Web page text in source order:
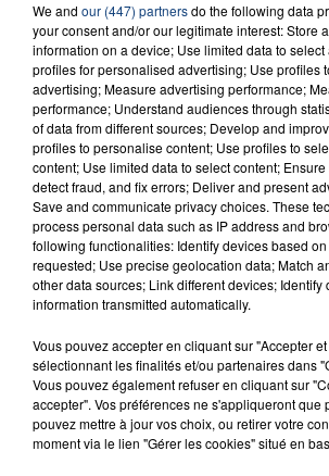
23 juillet 2026
INCENDIE MORTEL À LENS :
SON BÉBÉ ENTRE LA VIE ET
Un homme s'est immolé par le feu
aspergé sa compagne et leur
d'un liquide inflammable.
20 juillet 2026
UNE ADOLESCENTE DEVANT
OPÉRER DE LA CHEVILLE
La famille a porté plainte contre la
reconnu sa responsabilité et
excuses.
TITRES DIFFUSÉS
We and our (447) partnersdo the following data
your consent and/or our legitimate interest: Store
information on a device; Use limited data to
profiles for personalised advertising; Use profiles
advertising; Measure advertising performance;
performance; Understand audiences through
of data from different sources; Develop and
profiles to personalise content; Use profiles to
content; Use limited data to select content;
detect fraud, and fix errors; Deliver and present
Save and communicate privacy choices. These
process personal data such as IP address and
following functionalities: Identify devices based
requested; Use precise geolocation data; Match
other data sources; Link different devices; Identify
information transmitted automatically.
Vous pouvez accepter en cliquant sur "Accepter
sélectionnant les finalités et/ou partenaires dans
Vous pouvez également refuser en cliquant sur
accepter". Vos préférences ne s'appliqueront que
pouvez mettre à jour vos choix, ou retirer votre
moment via le lien "Gérer les cookies" situé en